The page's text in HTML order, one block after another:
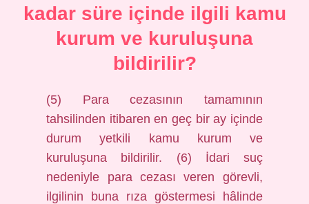
kadar süre içinde ilgili kamu
kurum ve kuruluşuna
bildirilir?
(5) Para cezasının tamamının
tahsilinden itibaren en geç bir ay içinde
durum yetkili kamu kurum ve
kuruluşuna bildirilir. (6) İdari suç
nedeniyle para cezası veren görevli,
ilgilinin buna rıza göstermesi hâlinde